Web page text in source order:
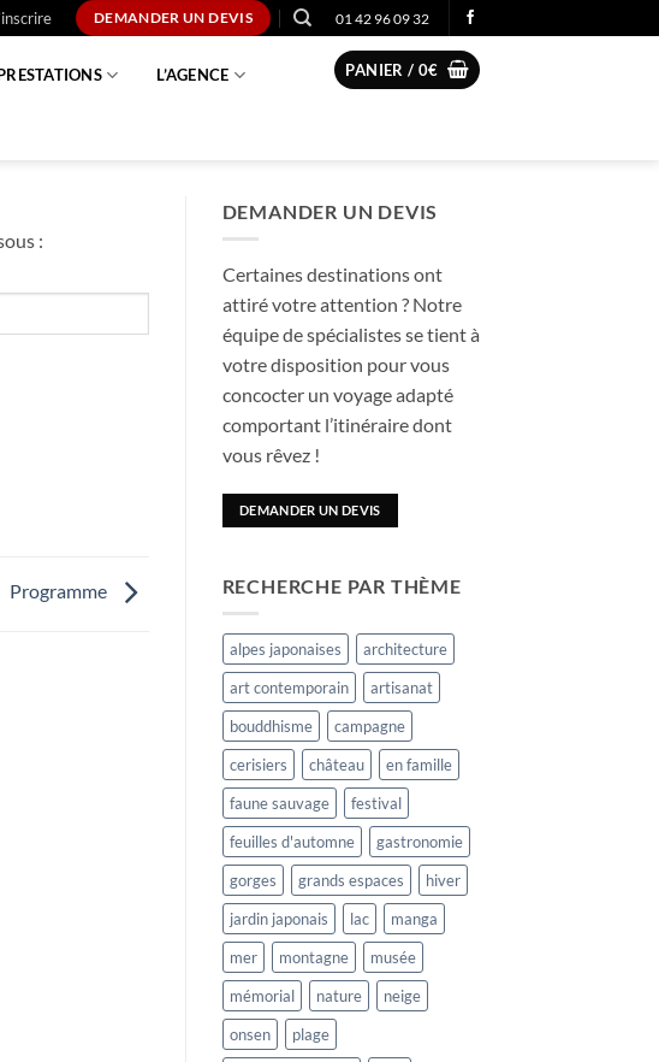
DEMANDER UN DEVIS 01 42 96 09 32
L’AGENCE PANIER / 0€
:
Programme
DEMANDER UN DEVIS
Certaines destinations ont
attiré votre attention ? Notre
équipe de spécialistes se tient à
votre disposition pour vous
concocter un voyage adapté
comportant l’itinéraire dont
vous rêvez !
DEMANDER UN DEVIS
RECHERCHE PAR THÈME
alpes japonaises
architecture
art contemporain
artisanat
bouddhisme
campagne
cerisiers
château
en famille
faune sauvage
festival
feuilles d'automne
gastronomie
gorges
grands espaces
hiver
jardin japonais
lac
manga
mer
montagne
musée
mémorial
nature
neige
onsen
plage